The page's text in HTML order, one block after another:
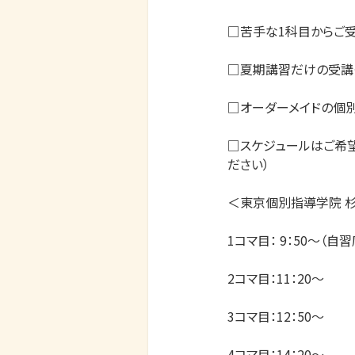
□苦手な1科目からご
□夏期講習だけの受
□オーダーメイドの個
□スケジュールはご希
ださい）
＜東京個別指導学院
1コマ目： 9：50～（自
2コマ目：11：20～​
3コマ目：12：50～